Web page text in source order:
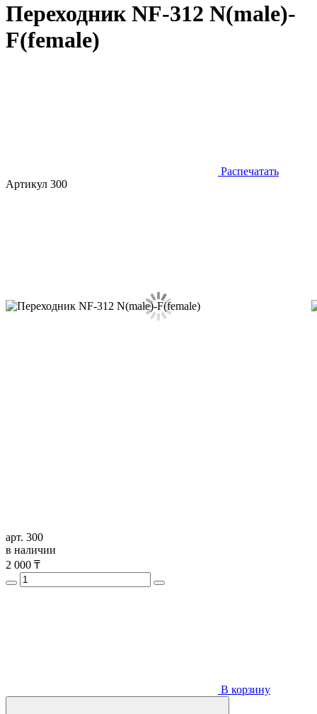
Переходник NF-312 N(male)-
F(female)
Распечатать
Артикул 300
арт. 300
в наличии
2 000 ₸
В корзину